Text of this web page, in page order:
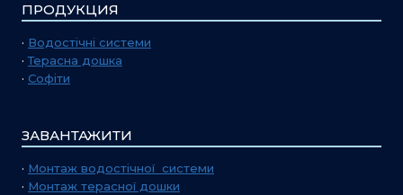
ПРОДУКЦИЯ
· Водостічні системи
·Терасна дошка
· Софіти
ЗАВАНТАЖИТИ
· Монтаж водостічної системи
· Монтаж терасної дошки